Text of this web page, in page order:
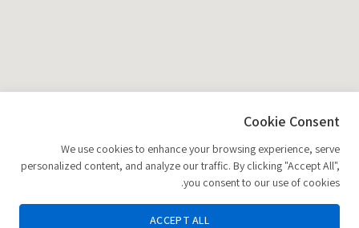
Cookie Consent
We use cookies to enhance your browsing experience, serve
personalized content, and analyze our traffic. By clicking "Accept All",
you consent to our use of cookies.
ACCEPT ALL